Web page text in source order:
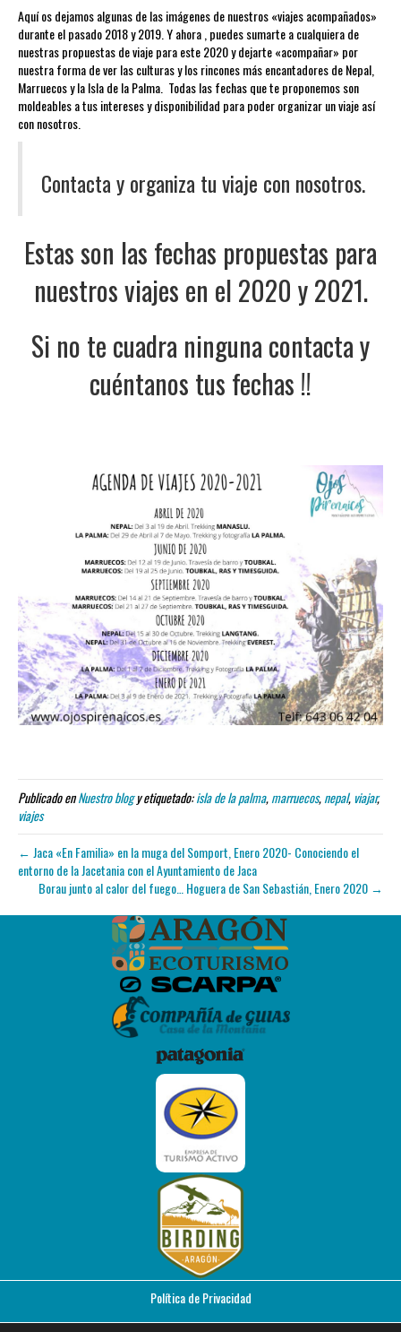
Aquí os dejamos algunas de las imágenes de nuestros «viajes acompañados»
durante el pasado 2018 y 2019. Y ahora , puedes sumarte a cualquiera de
nuestras propuestas de viaje para este 2020 y dejarte «acompañar» por
nuestra forma de ver las culturas y los rincones más encantadores de Nepal,
Marruecos y la Isla de la Palma. Todas las fechas que te proponemos son
moldeables a tus intereses y disponibilidad para poder organizar un viaje así
con nosotros.
Contacta y organiza tu viaje con nosotros.
Estas son las fechas propuestas para
nuestros viajes en el 2020 y 2021.
Si no te cuadra ninguna contacta y
cuéntanos tus fechas !!
Publicado enNuestro blogy etiquetado:isla de la palma,marruecos,nepal,viajar,
viajes
← Jaca «En Familia» en la muga del Somport, Enero 2020- Conociendo el
entorno de la Jacetania con el Ayuntamiento de Jaca
Borau junto al calor del fuego… Hoguera de San Sebastián, Enero 2020 →
Política de Privacidad